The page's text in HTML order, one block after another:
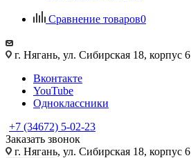
Сравнение товаров0
г. Нягань, ул. Сибирская 18, корпус 6
Вконтакте
YouTube
Одноклассники
+7 (34672) 5-02-23
Заказать звонок
г. Нягань, ул. Сибирская 18, корпус 6